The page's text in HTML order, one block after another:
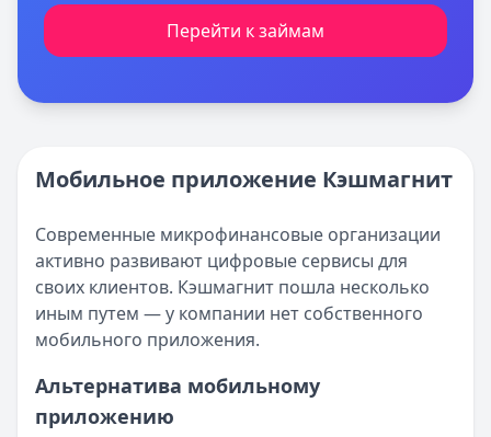
Перейти к займам
Мобильное приложение Кэшмагнит
Современные микрофинансовые организации
активно развивают цифровые сервисы для
своих клиентов. Кэшмагнит пошла несколько
иным путем — у компании нет собственного
мобильного приложения.
Альтернатива мобильному
приложению